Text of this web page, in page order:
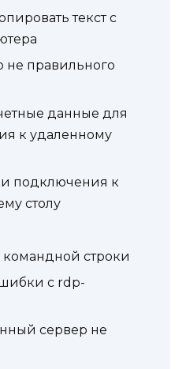
текст с
не правильного
данные для
к удаленному
подключения к
столу
строки
с rdp-
сервер не